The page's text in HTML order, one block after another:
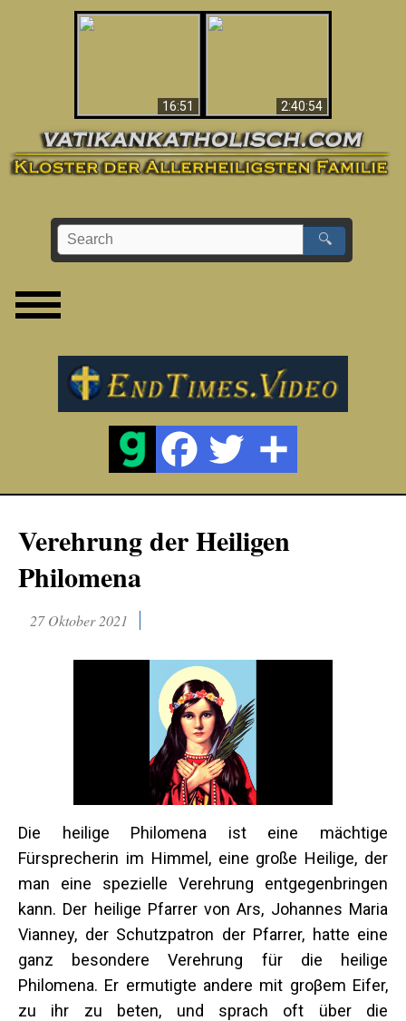
16:51
2:40:54
🔍
Verehrung der Heiligen
Philomena
27 Oktober 2021
Die heilige Philomena ist eine mächtige
Fürsprecherin im Himmel, eine große Heilige, der
man eine spezielle Verehrung entgegenbringen
kann. Der heilige Pfarrer von Ars, Johannes Maria
Vianney, der Schutzpatron der Pfarrer, hatte eine
ganz besondere Verehrung für die heilige
Philomena. Er ermutigte andere mit groβem Eifer,
zu ihr zu beten, und sprach oft über die